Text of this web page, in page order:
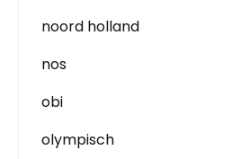
noord holland
nos
obi
olympisch